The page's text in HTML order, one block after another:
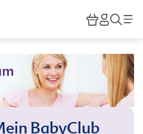
HiPP
BabyClub